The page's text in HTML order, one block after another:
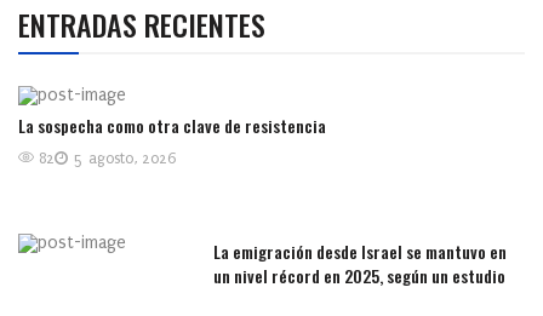
ENTRADAS RECIENTES
La sospecha como otra clave de resistencia
5 agosto, 2026
82
La emigración desde Israel se mantuvo en
un nivel récord en 2025, según un estudio